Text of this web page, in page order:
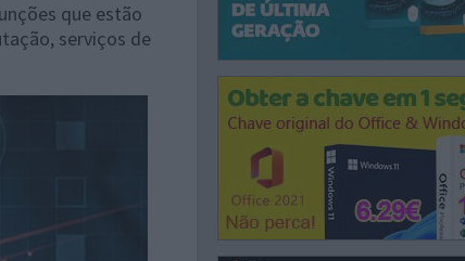
que estão
serviços de